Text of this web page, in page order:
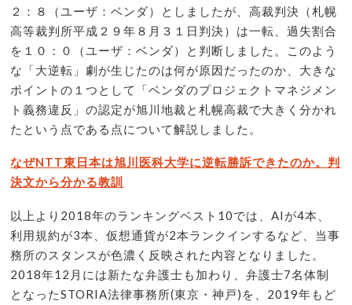
２：８（ユーザ：ベンダ）としましたが、高裁判決（札幌
高等裁判所平成２９年８月３１日判決）は一転、過失割合
を１０：０（ユーザ：ベンダ）と判断しました。このよう
な「大逆転」劇が生じたのは何が原因だったのか、大きな
ポイントの１つとして「ベンダのプロジェクトマネジメン
ト義務違反」の認定が旭川地裁と札幌高裁で大きく分かれ
たという点である点について解説しました。
なぜNTT東日本は旭川医科大学に逆転勝訴できたのか。判
決文から分かる教訓
以上より2018年のランキングベスト10では、AIが4本、
利用規約が3本、仮想通貨が2本ランクインするなど、当事
務所のスタンスが色濃く反映された内容となりました。
2018年12月には新たな弁護士も加わり、弁護士7名体制
となったSTORIA法律事務所(東京・神戸)を、2019年もど